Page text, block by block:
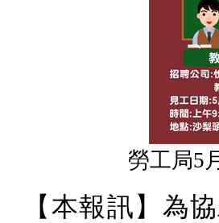
勞工局5
【本報訊】為